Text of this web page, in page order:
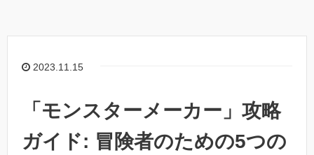
2023.11.15
「モンスターメーカー」攻略
ガイド: 冒険者のための5つの